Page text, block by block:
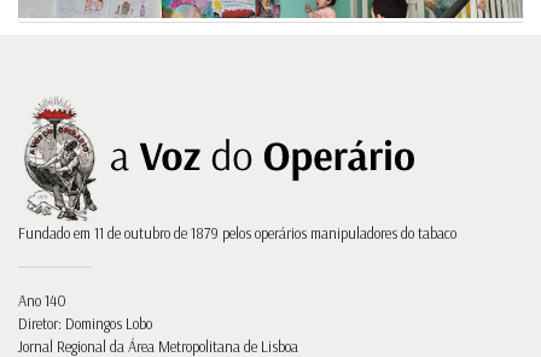
Fundado em 11 de outubro de 1879 pelos operários manipuladores do tabaco
Ano 140
Diretor: Domingos Lobo
Jornal Regional da Área Metropolitana de Lisboa